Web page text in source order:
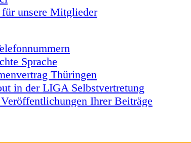
unsere Mitglieder
Sprache
Thüringen
in der LIGA Selbstvertretung
Ihrer Beiträge